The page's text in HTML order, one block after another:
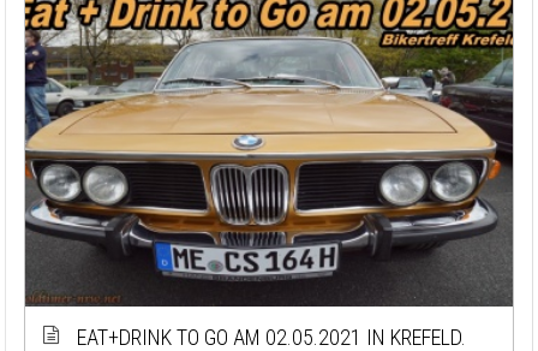
EAT+DRINK TO GO AM 02.05.2021 IN KREFELD.